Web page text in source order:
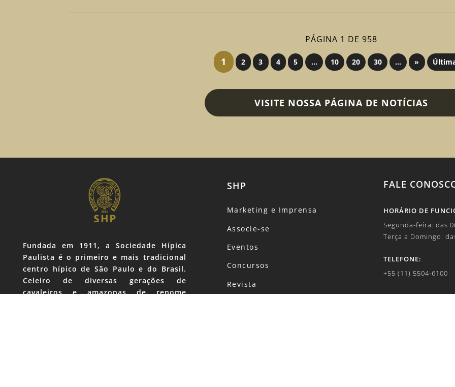
PÁGINA 1 DE 958
1 2 3 4 5 ... 10 20 30 ... »
VISITE NOSSA PÁGINA DE NOTÍCIAS
Fundada em 1911, a Sociedade Hípica
Paulista é o primeiro e mais tradicional
centro hípico de São Paulo e do Brasil.
Celeiro de diversas gerações de
cavaleiros e amazonas de renome
SHP
Marketing e Imprensa
Associe-se
Eventos
Concursos
Revista
FALE
HORÁRIO DE
Segunda-feira: das
Terça a Domingo:
TELEFONE:
+55 (11) 5504-6100
E-MAIL: